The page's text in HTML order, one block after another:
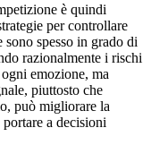
è quindi
per controllare
sono spesso in grado di
razionalmente i rischi
emozione, ma
piuttosto che
può migliorare la
a decisioni